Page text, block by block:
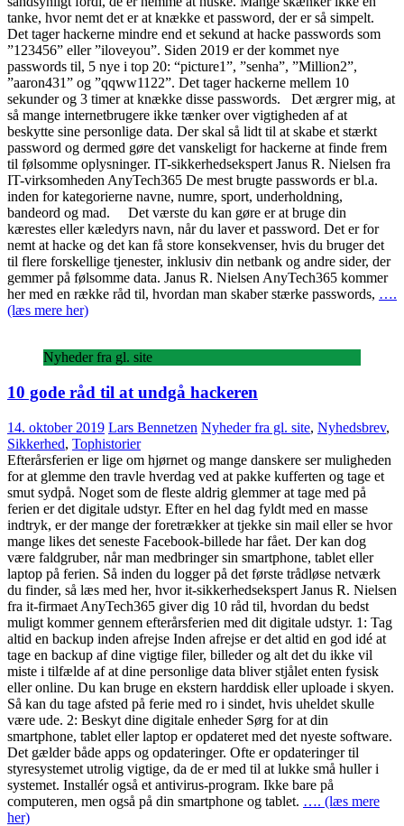
tanke, hvor nemt det er at knække et password, der er så simpelt.
Det tager hackerne mindre end et sekund at hacke passwords som
”123456” eller ”iloveyou”. Siden 2019 er der kommet nye
passwords til, 5 nye i top 20: “picture1”, ”senha”, ”Million2”,
”aaron431” og ”qqww1122”. Det tager hackerne mellem 10
sekunder og 3 timer at knække disse passwords. Det ærgrer mig, at
så mange internetbrugere ikke tænker over vigtigheden af at
beskytte sine personlige data. Der skal så lidt til at skabe et stærkt
password og dermed gøre det vanskeligt for hackerne at finde frem
til følsomme oplysninger. IT-sikkerhedsekspert Janus R. Nielsen fra
IT-virksomheden AnyTech365 De mest brugte passwords er bl.a.
inden for kategorierne navne, numre, sport, underholdning,
bandeord og mad. Det værste du kan gøre er at bruge din
kærestes eller kæledyrs navn, når du laver et password. Det er for
nemt at hacke og det kan få store konsekvenser, hvis du bruger det
til flere forskellige tjenester, inklusiv din netbank og andre sider, der
gemmer på følsomme data. Janus R. Nielsen AnyTech365 kommer
her med en række råd til, hvordan man skaber stærke passwords, ….
(læs mere her)
Nyheder fra gl. site
10 gode råd til at undgå hackeren
14. oktober 2019 Lars Bennetzen Nyheder fra gl. site, Nyhedsbrev,
Sikkerhed, Tophistorier
Efterårsferien er lige om hjørnet og mange danskere ser muligheden
for at glemme den travle hverdag ved at pakke kufferten og tage et
smut sydpå. Noget som de fleste aldrig glemmer at tage med på
ferien er det digitale udstyr. Efter en hel dag fyldt med en masse
indtryk, er der mange der foretrækker at tjekke sin mail eller se hvor
mange likes det seneste Facebook-billede har fået. Der kan dog
være faldgruber, når man medbringer sin smartphone, tablet eller
laptop på ferien. Så inden du logger på det første trådløse netværk
du finder, så læs med her, hvor it-sikkerhedsekspert Janus R. Nielsen
fra it-firmaet AnyTech365 giver dig 10 råd til, hvordan du bedst
muligt kommer gennem efterårsferien med dit digitale udstyr. 1: Tag
altid en backup inden afrejse Inden afrejse er det altid en god idé at
tage en backup af dine vigtige filer, billeder og alt det du ikke vil
miste i tilfælde af at dine personlige data bliver stjålet enten fysisk
eller online. Du kan bruge en ekstern harddisk eller uploade i skyen.
Så kan du tage afsted på ferie med ro i sindet, hvis uheldet skulle
være ude. 2: Beskyt dine digitale enheder Sørg for at din
smartphone, tablet eller laptop er opdateret med det nyeste software.
Det gælder både apps og opdateringer. Ofte er opdateringer til
styresystemet utrolig vigtige, da de er med til at lukke små huller i
systemet. Installér også et antivirus-program. Ikke bare på
computeren, men også på din smartphone og tablet. …. (læs mere
her)